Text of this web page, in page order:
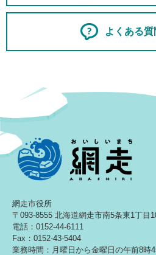
よくある
網走市役所
〒093-8555 北海道網走市南5条東1丁目
電話：0152-44-6111
Fax：0152-43-5404
業務時間：月曜日から金曜日の午前8時